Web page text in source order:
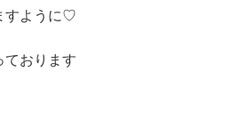
すように♡
おります